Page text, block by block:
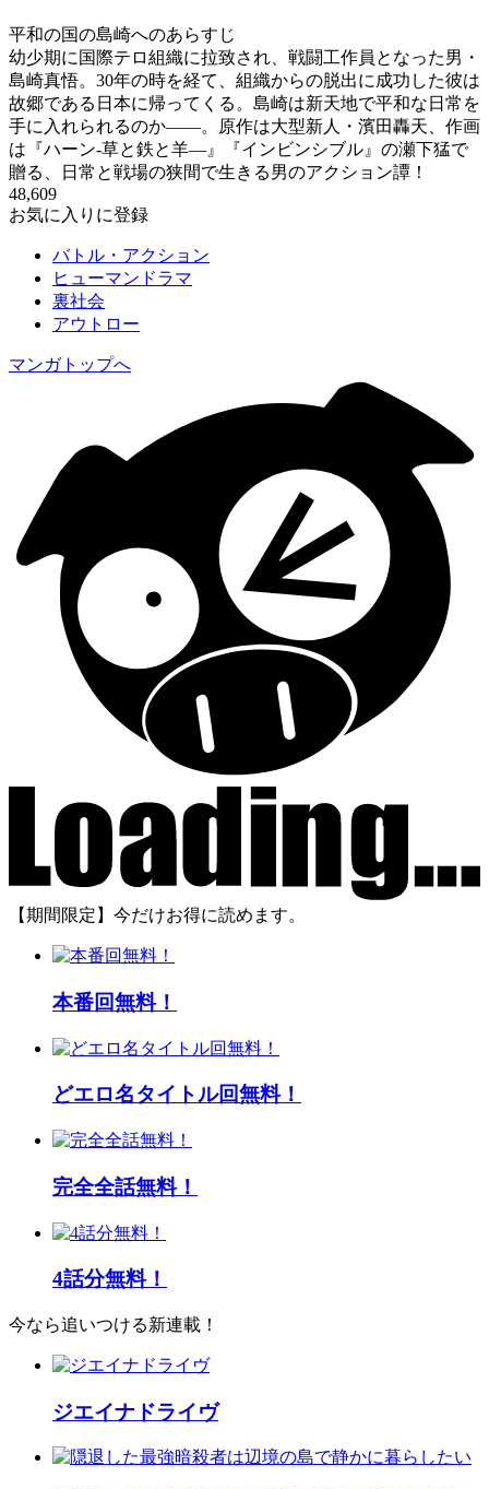
平和の国の島崎へのあらすじ
幼少期に国際テロ組織に拉致され、戦闘工作員となった男・
島崎真悟。30年の時を経て、組織からの脱出に成功した彼は
故郷である日本に帰ってくる。島崎は新天地で平和な日常を
手に入れられるのか――。原作は大型新人・濱田轟天、作画
は『ハーン‐草と鉄と羊—』『インビンシブル』の瀬下猛で
贈る、日常と戦場の狭間で生きる男のアクション譚！
48,609
お気に入りに登録
バトル・アクション
ヒューマンドラマ
裏社会
アウトロー
マンガトップへ
【期間限定】今だけお得に読めます。
本番回無料！
どエロ名タイトル回無料！
完全全話無料！
4話分無料！
今なら追いつける新連載！
ジエイナドライヴ